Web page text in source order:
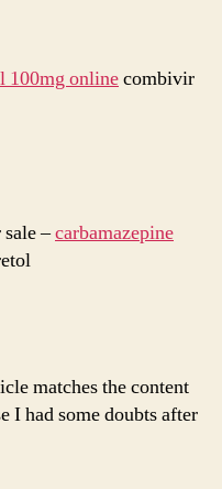
100mg onlinecombivir
–carbamazepine
matches the content
I had some doubts after